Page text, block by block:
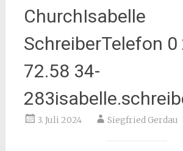
ChurchIsabelle
SchreiberTelefon 0
72.58 34-
3. Juli 2024 Siegfried Gerdau